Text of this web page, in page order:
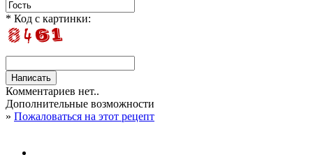
* Код с картинки:
Комментариев нет..
Дополнительные возможности
» Пожаловаться на этот рецепт